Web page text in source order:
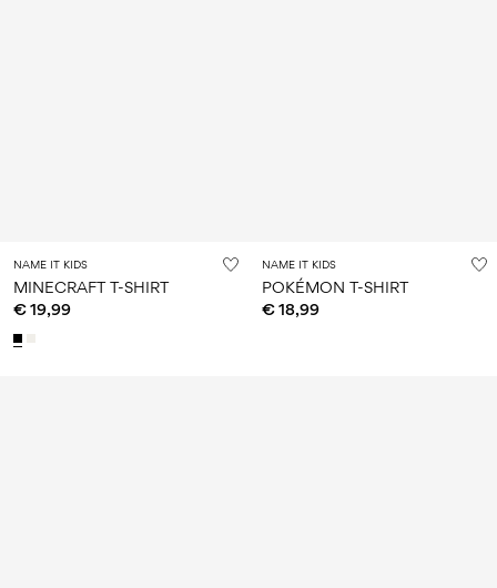
NAME IT KIDS
MINECRAFT T-SHIRT
€ 19,99
NAME IT KIDS
POKÉMON T-SHIRT
€ 18,99